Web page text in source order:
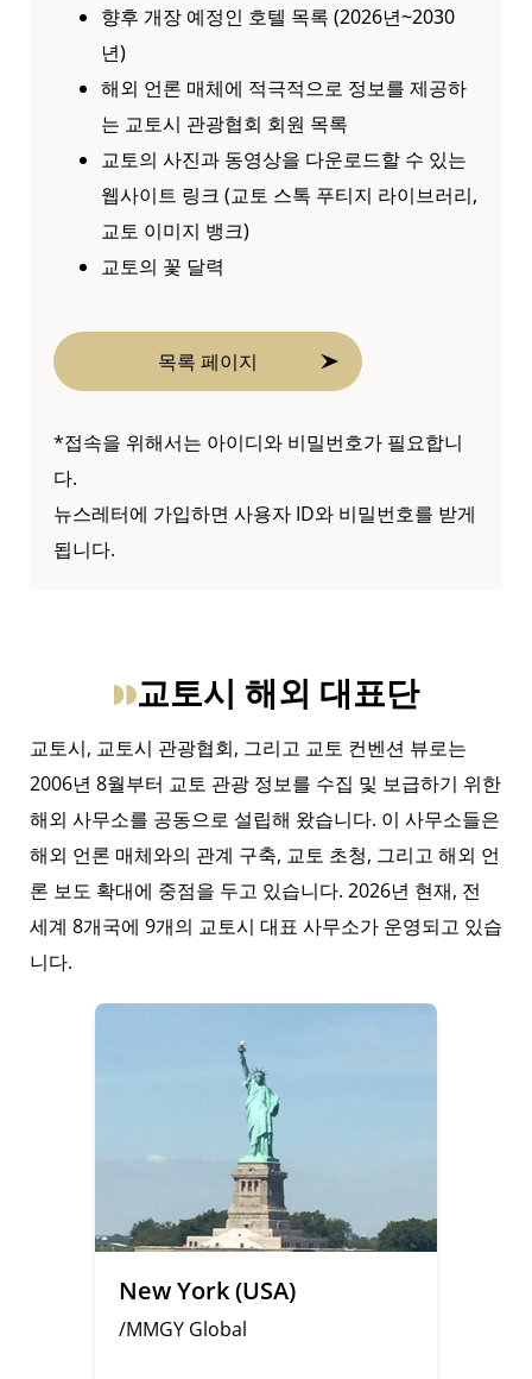
향후 개장 예정인 호텔 목록 (2026년~2030
년)
해외 언론 매체에 적극적으로 정보를 제공하
는 교토시 관광협회 회원 목록
교토의 사진과 동영상을 다운로드할 수 있는
웹사이트 링크 (교토 스톡 푸티지 라이브러리,
교토 이미지 뱅크)
교토의 꽃 달력
목록 페이지
*접속을 위해서는 아이디와 비밀번호가 필요합니
다.
뉴스레터에 가입하면 사용자 ID와 비밀번호를 받게
됩니다.
교토시 해외 대표단
교토시, 교토시 관광협회, 그리고 교토 컨벤션 뷰로는
2006년 8월부터 교토 관광 정보를 수집 및 보급하기 위한
해외 사무소를 공동으로 설립해 왔습니다. 이 사무소들은
해외 언론 매체와의 관계 구축, 교토 초청, 그리고 해외 언
론 보도 확대에 중점을 두고 있습니다. 2026년 현재, 전
세계 8개국에 9개의 교토시 대표 사무소가 운영되고 있습
니다.
New York (USA)
/MMGY Global